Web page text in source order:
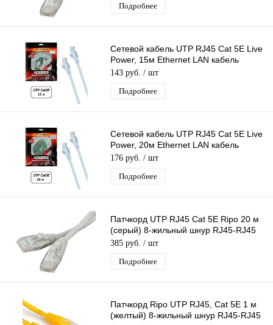
Подробнее
Сетевой кабель UTP RJ45 Cat 5E Live
Power, 15м Ethernet LAN кабель
патчкорд 8-жильный шнур RJ45-RJ45
143 руб. / шт
Подробнее
Сетевой кабель UTP RJ45 Cat 5E Live
Power, 20м Ethernet LAN кабель
патчкорд 8-жильный шнур RJ45-RJ45
176 руб. / шт
Подробнее
Патчкорд UTP RJ45 Cat 5E Ripo 20 м
(серый) 8-жильный шнур RJ45-RJ45
для соединения сетевых устройств
385 руб. / шт
Подробнее
Патчкорд Ripo UTP RJ45, Cat 5E 1 м
(желтый) 8-жильный шнур RJ45-RJ45